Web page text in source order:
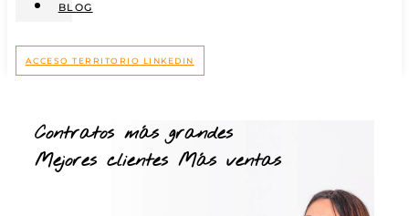
BLOG
ACCESO TERRITORIO LINKEDIN
Contratos más grandes
Mejores clientesMás ventas